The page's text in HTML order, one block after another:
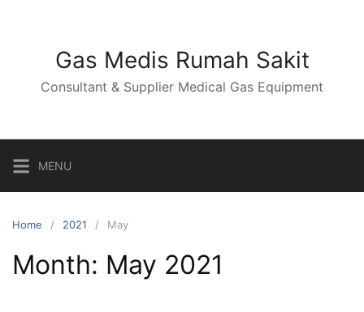
Gas Medis Rumah Sakit
Consultant & Supplier Medical Gas Equipment
MENU
Home 2021 May
Month: May 2021